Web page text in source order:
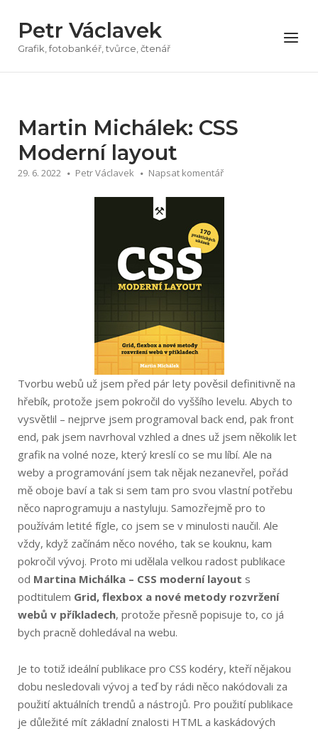
obsah
Petr Václavek
Grafik, fotobankéř, tvůrce, čtenář
Menu
Martin Michálek: CSS
Moderní layout
29. 6. 2022 Petr Václavek Napsat komentář
Tvorbu webů už jsem před pár lety pověsil definitivně na
hřebík, protože jsem pokročil do vyššího levelu. Abych to
vysvětlil – nejprve jsem programoval back end, pak front
end, pak jsem navrhoval vzhled a dnes už jsem několik let
grafik na volné noze, který kreslí co se mu líbí. Ale na
weby a programování jsem tak nějak nezanevřel, pořád
mě oboje baví a tak si sem tam pro svou vlastní potřebu
něco naprogramuju a nastyluju. Samozřejmě pro to
používám letité fígle, co jsem se v minulosti naučil. Ale
vždy, když začínám něco nového, tak se kouknu, kam
pokročil vývoj. Proto mi udělala velkou radost publikace
od Martina Michálka – CSS moderní layout s
podtitulem Grid, flexbox a nové metody rozvržení
webů v příkladech, protože přesně popisuje to, co já
bych pracně dohledával na webu.
Je to totiž ideální publikace pro CSS kodéry, kteří nějakou
dobu nesledovali vývoj a teď by rádi něco nakódovali za
použití aktuálních trendů a nástrojů. Pro použití publikace
je důležité mít základní znalosti HTML a kaskádových